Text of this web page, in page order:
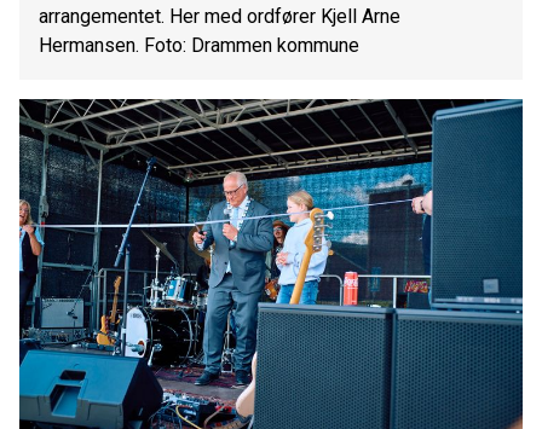
arrangementet. Her med ordfører Kjell Arne
Hermansen. Foto: Drammen kommune